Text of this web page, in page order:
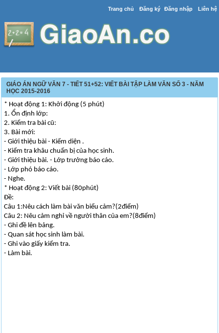
Trang chủ Đăng ký Đăng nhập Liên hệ
GIÁO ÁN NGỮ VĂN 7 - TIẾT 51+52: VIẾT BÀI TẬP LÀM VĂN SỐ 3 - NĂM
HỌC 2015-2016
* Hoạt động 1: Khởi động (5 phút)
1. Ổn định lớp:
2. Kiểm tra bài cũ:
3. Bài mới:
- Giới thiệu bài - Kiểm diện .
- Kiểm tra khâu chuẩn bị của học sinh.
- Giới thiệu bài. - Lớp trưởng báo cáo.
- Lớp phó báo cáo.
- Nghe.
* Hoạt động 2: Viết bài (80phút)
Đề:
Câu 1:Nêu cách làm bài văn biểu cảm?(2điểm)
Câu 2: Nêu cảm nghỉ về người thân của em?(8điểm)
- Ghi đề lên bảng.
- Quan sát học sinh làm bài.
- Ghi vào giấy kiểm tra.
- Làm bài.